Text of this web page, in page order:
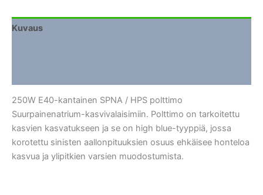
Kuvaus
250W E40-kantainen SPNA / HPS polttimo
Suurpainenatrium-kasvivalaisimiin. Polttimo on tarkoitettu
kasvien kasvatukseen ja se on high blue-tyyppiä, jossa
korotettu sinisten aallonpituuksien osuus ehkäisee honteloa
kasvua ja ylipitkien varsien muodostumista.